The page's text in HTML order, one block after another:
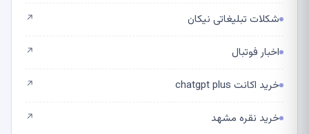
شکلات تبلیغاتی نیکان ↗
اخبار فوتبال ↗
خرید اکانت chatgpt plus ↗
خرید نقره مشهد ↗